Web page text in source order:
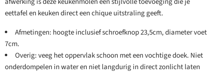
eettafel en keuken direct een chique uitstraling geeft.
Afmetingen: hoogte inclusief schroefknop 23,5cm, diameter voet
7cm.
Overig: veeg het oppervlak schoon met een vochtige doek. Niet
onderdompelen in water en niet langdurig in direct zonlicht laten